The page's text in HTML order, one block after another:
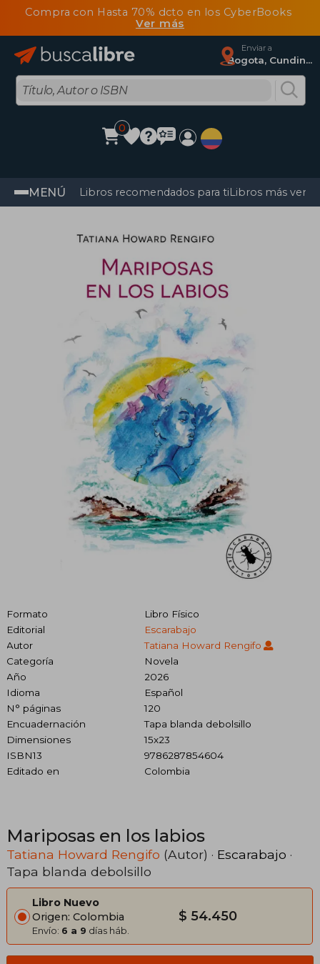
Compra con Hasta 70% dcto en los CyberBooks
Ver más
Enviar a
Bogota, Cundinamarca
0
MENÚ Libros recomendados para tiLibros más
Formato
Libro Físico
Editorial
Escarabajo
Autor
Tatiana Howard Rengifo
Categoría
Novela
Año
2026
Idioma
Español
N° páginas
120
Encuadernación
Tapa blanda debolsillo
Dimensiones
15x23
ISBN13
9786287854604
Editado en
Colombia
Mariposas en los labios
Tatiana Howard Rengifo (Autor) · Escarabajo ·
Tapa blanda debolsillo
Libro Nuevo
Origen: Colombia
Envío: 6 a 9 días háb.
$ 54.450